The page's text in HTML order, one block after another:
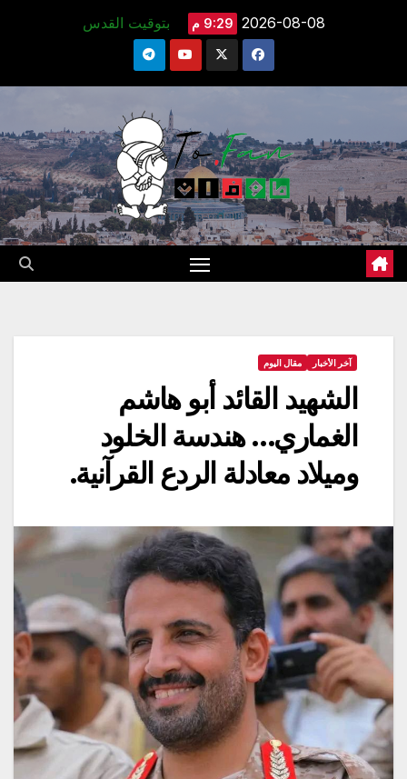
2026-08-08 9:29 م بتوقيت القدس
آخر الأخبار مقال اليوم
الشهيد القائد أبو هاشم
الغماري… هندسة الخلود
وميلاد معادلة الردع القرآنية.